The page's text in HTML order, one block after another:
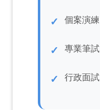
個案演練
專業筆試
行政面試